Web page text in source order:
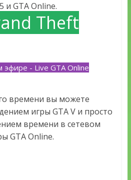
и GTA Online.
Theft
- Live GTA Online
времени вы можете
игры GTA V и просто
времени в сетевом
GTA Online.